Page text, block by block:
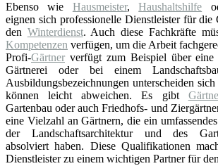
Ebenso wie Hausmeister,Haushaltshilfe
eignen sich professionelle Dienstleister für die
den Winterdienst. Auch diese Fachkräfte
Kompetenzen verfügen, um die Arbeit
Profi-Gärtner verfügt zum Beispiel über eine
Gärtnerei oder bei einem
Ausbildungsbezeichnungen unterscheiden
können leicht abweichen. Es gibt
Gartenbau oder auch Friedhofs- und
eine Vielzahl an Gärtnern, die ein umfassendes
der Landschaftsarchitektur und des
absolviert haben. Diese Qualifikationen
Dienstleister zu einem wichtigen Partner für